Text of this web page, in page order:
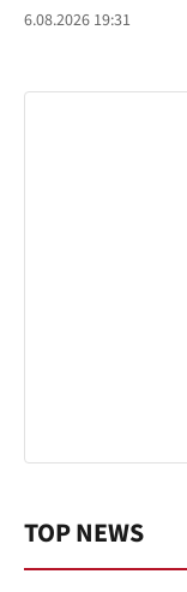
6.08.2026 19:31
TOP NEWS